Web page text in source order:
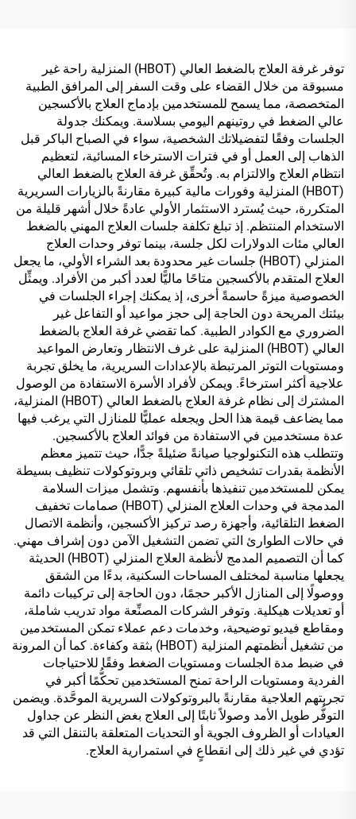
توفر غرفة العلاج بالضغط العالي (HBOT) المنزلية راحة غير
مسبوقة من خلال القضاء على وقت السفر إلى المرافق الطبية
المتخصصة، مما يسمح للمستخدمين بإدماج العلاج بالأكسجين
عالي الضغط في روتينهم اليومي بسلاسة. ويمكنك جدولة
الجلسات وفقًا لتفضيلاتك الشخصية، سواء في الصباح الباكر قبل
الذهاب إلى العمل أو في فترات الاسترخاء المسائية، لتعظيم
انتظام العلاج والالتزام به. وتُحقِّق غرفة العلاج بالضغط العالي
(HBOT) المنزلية وفورات مالية كبيرة مقارنةً بالزيارات السريرية
المتكررة، حيث يُسترد الاستثمار الأولي عادةً خلال أشهر قليلة من
الاستخدام المنتظم. إذ تبلغ تكلفة جلسات العلاج المهني بالضغط
العالي مئات الدولارات لكل جلسة، بينما توفر وحدات العلاج
المنزلي (HBOT) جلسات غير محدودة بعد الشراء الأولي، ما يجعل
العلاج المتقدم بالأكسجين متاحًا ماليًّا لعدد أكبر من الأفراد. ويمثِّل
الخصوصية ميزةً حاسمةً أخرى، إذ يمكنك إجراء الجلسات في
بيئتك المريحة دون الحاجة إلى حجز مواعيد أو التفاعل غير
الضروري مع الكوادر الطبية. كما تقضي غرفة العلاج بالضغط
العالي (HBOT) المنزلية على غرف الانتظار وتعارض المواعيد
ومستويات التوتر المرتبطة بالإعدادات السريرية، ما يخلق تجربة
علاجية أكثر استرخاءً. ويمكن لأفراد الأسرة الاستفادة من الوصول
المشترك إلى نظام غرفة العلاج بالضغط العالي (HBOT) المنزلية،
مما يضاعف قيمة هذا الحل ويجعله عمليًّا للمنازل التي يرغب فيها
عدة مستخدمين في الاستفادة من فوائد العلاج بالأكسجين.
وتتطلب هذه التكنولوجيا صيانةً ضئيلةً جدًّا، حيث تتميز معظم
الأنظمة بقدرات تشخيص ذاتي تلقائي وبروتوكولات تنظيف بسيطة
يمكن للمستخدمين تنفيذها بأنفسهم. وتشمل ميزات السلامة
المدمجة في وحدات العلاج المنزلي (HBOT) صمامات تخفيف
الضغط التلقائية، وأجهزة رصد تركيز الأكسجين، وأنظمة الاتصال
في حالات الطوارئ التي تضمن التشغيل الآمن دون إشراف مهني.
كما أن التصميم المدمج لأنظمة العلاج المنزلي (HBOT) الحديثة
يجعلها مناسبة لمختلف المساحات السكنية، بدءًا من الشقق
ووصولًا إلى المنازل الأكبر حجمًا، دون الحاجة إلى تركيبات دائمة
أو تعديلات هيكلية. وتوفر الشركات المصنِّعة مواد تدريب شاملة،
ومقاطع فيديو توضيحية، وخدمات دعم عملاء تمكن المستخدمين
من تشغيل أنظمتهم المنزلية (HBOT) بثقة وكفاءة. كما أن المرونة
في ضبط مدة الجلسات ومستويات الضغط وفقًا للاحتياجات
الفردية ومستويات الراحة تمنح المستخدمين تحكُّمًا أكبر في
تجربتهم العلاجية مقارنةً بالبروتوكولات السريرية الموحَّدة. ويضمن
التوفُّر طويل الأمد وصولاً ثابتًا إلى العلاج بغض النظر عن جداول
العيادات أو الظروف الجوية أو التحديات المتعلقة بالتنقل التي قد
تؤدي في غير ذلك إلى انقطاعٍ في استمرارية العلاج.